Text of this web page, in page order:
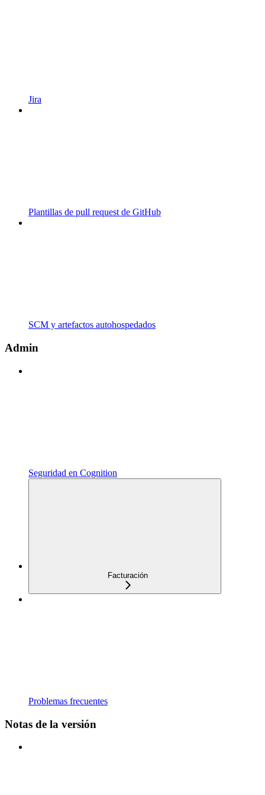
Jira
Plantillas de pull request de GitHub
SCM y artefactos autohospedados
Admin
Seguridad en Cognition
Facturación
Problemas frecuentes
Notas de la versión